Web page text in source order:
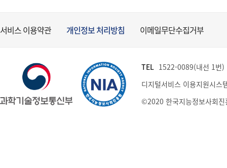
서비스 이용약관 개인정보 처리방침 이메일무단수집거부
TEL 1522-0089(내선 1번
디지털서비스 이용지원시스
©2020 한국지능정보사회진